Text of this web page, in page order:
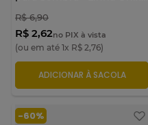
R$ 6,90
R$ 2,62no PIX à vista
(ou em até 1x R$ 2,76)
ADICIONAR À SACOLA
-60%